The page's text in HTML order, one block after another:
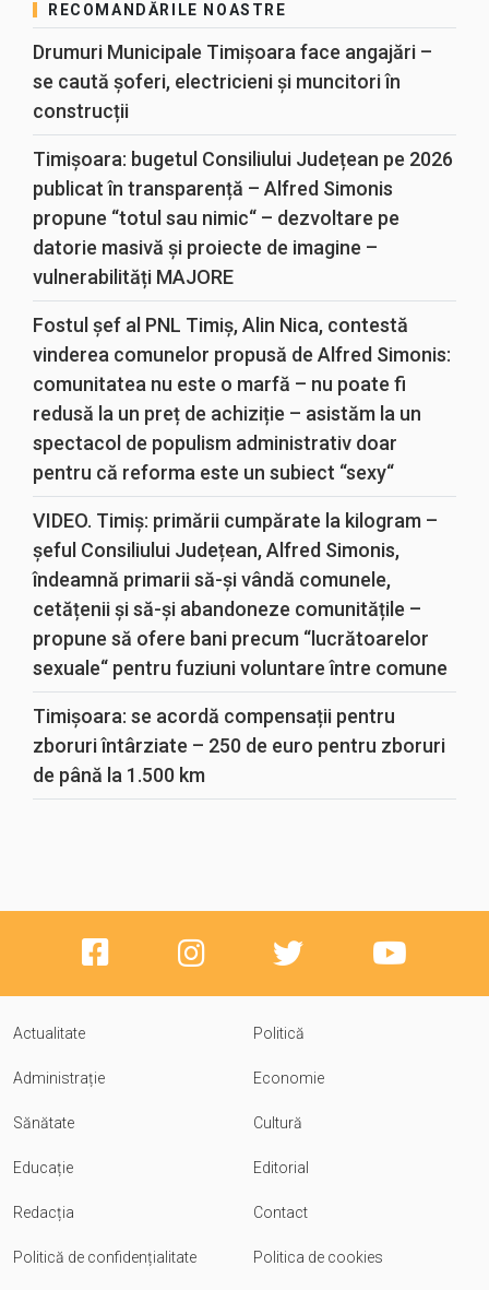
RECOMANDĂRILE NOASTRE
Drumuri Municipale Timișoara face angajări –
se caută șoferi, electricieni și muncitori în
construcții
Timișoara: bugetul Consiliului Județean pe 2026
publicat în transparență – Alfred Simonis
propune “totul sau nimic“ – dezvoltare pe
datorie masivă și proiecte de imagine –
vulnerabilități MAJORE
Fostul șef al PNL Timiș, Alin Nica, contestă
vinderea comunelor propusă de Alfred Simonis:
comunitatea nu este o marfă – nu poate fi
redusă la un preț de achiziție – asistăm la un
spectacol de populism administrativ doar
pentru că reforma este un subiect “sexy“
VIDEO. Timiș: primării cumpărate la kilogram –
șeful Consiliului Județean, Alfred Simonis,
îndeamnă primarii să-și vândă comunele,
cetățenii și să-și abandoneze comunitățile –
propune să ofere bani precum “lucrătoarelor
sexuale“ pentru fuziuni voluntare între comune
Timișoara: se acordă compensații pentru
zboruri întârziate – 250 de euro pentru zboruri
de până la 1.500 km
Actualitate Politică
Administrație Economie
Sănătate Cultură
Educație Editorial
Redacția Contact
Politică de confidențialitate Politica de cookies